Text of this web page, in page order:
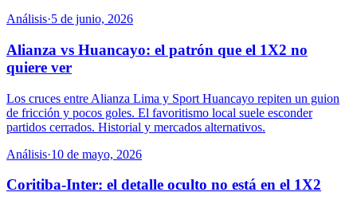
Análisis·5 de junio, 2026
Alianza vs Huancayo: el patrón que el 1X2 no
quiere ver
Los cruces entre Alianza Lima y Sport Huancayo repiten un guion
de fricción y pocos goles. El favoritismo local suele esconder
partidos cerrados. Historial y mercados alternativos.
Análisis·10 de mayo, 2026
Coritiba-Inter: el detalle oculto no está en el 1X2